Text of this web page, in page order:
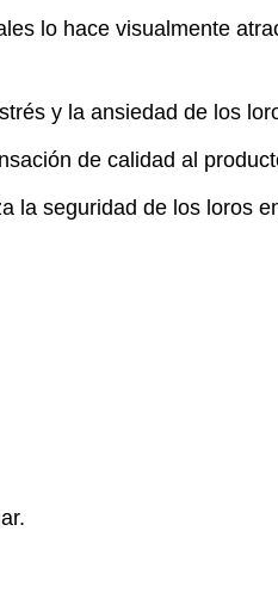
lo hace visualmente
y la ansiedad de los
de calidad al
la seguridad de los loros